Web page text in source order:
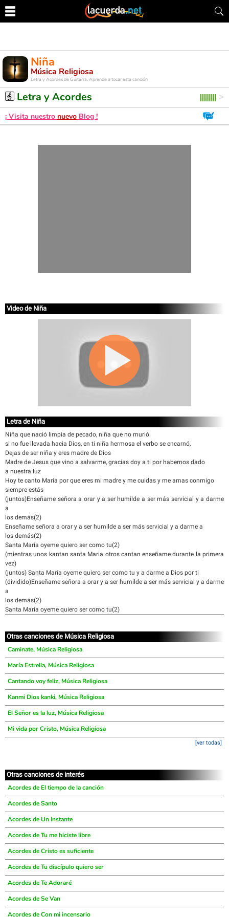
Niña
Música Religiosa
Letra y Acordes de Guitarra. Aprende a tocar esta canción
Letra y Acordes
¡ Visita nuestro nuevo Blog !
Video de Niña
Letra de Niña
Niña que nació limpia de pecado, niña que no murió
si no fue llevada hacia Dios, en ti niña hermosa el verbo se encarnó,
Dejas de ser niña y eres madre de Dios
Madre de Jesus que vino a salvarme, gracias doy a ti por habernos dado
a nuestra luz
Hoy te canto María por que eres mi madre y me cuidas y me amas conmigo
siempre estás
(juntos)Enseñame señora a orar y a ser humilde a ser más servicial y a darme
a
los demás(2)
Enseñame señora a orar y a ser humilde a ser más servicial y a darme a
los demás(2)
Santa María oyeme quiero ser como tu(2)
(mientras unos kantan santa Maria otros cantan enseñame durante la primera
vez)
(juntos) Santa María oyeme quiero ser como tu y a darme a Dios por ti
(dividido)Enseñame señora a orar y a ser humilde a ser más servicial y a darme
a
los demás(2)
Santa María oyeme quiero ser como tu(2)
Otras canciones de Música Religiosa
Caminate, Música Religiosa
María Estrella, Música Religiosa
Cantando voy feliz, Música Religiosa
Kanmi Dios kanki, Música Religiosa
El Señor es la luz, Música Religiosa
Mi vida por Cristo, Música Religiosa
[ver todas]
Otras canciones de interés
Acordes de El tiempo de la canción
Acordes de Santo
Acordes de Un Instante
Acordes de Tu me hiciste libre
Acordes de Cristo es suficiente
Acordes de Tu discípulo quiero ser
Acordes de Te Adoraré
Acordes de Se Van
Acordes de Con mi incensario